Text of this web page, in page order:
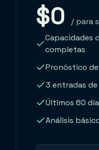
$0
/ para
Capacidades
completas
Pronóstico
3 entradas
Últimos 60
Análisis